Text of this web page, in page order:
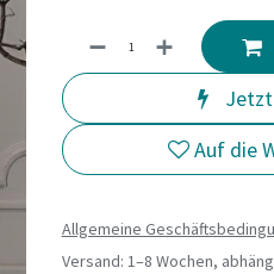
Auf die
Allgemeine
Versand: 1–8 Wochen,